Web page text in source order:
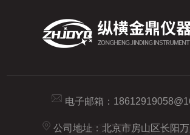
电子邮箱：
公司地址：北京市房山区长阳